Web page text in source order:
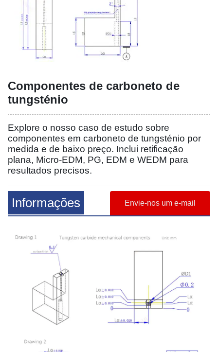
Componentes de carboneto de
tungsténio
Explore o nosso caso de estudo sobre
componentes em carboneto de tungsténio por
medida e de baixo preço. Inclui retificação
plana, Micro-EDM, PG, EDM e WEDM para
resultados precisos.
Informações Envie-nos um e-mail